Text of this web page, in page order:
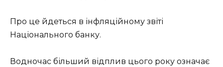
Про це йдеться в інфляційному звіті
Національного банку.
Водночас більший відплив цього року означає